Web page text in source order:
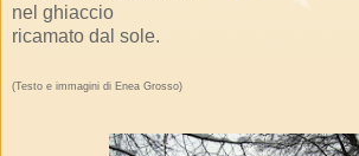
ne ghiaccio
ricamato dal sole.
(Testo e immagini di Enea Grosso)